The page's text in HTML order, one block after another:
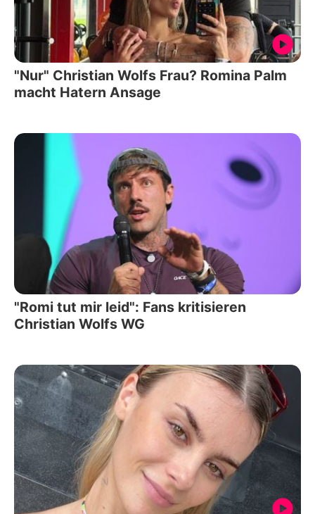
"Nur" Christian Wolfs Frau? Romina Palm
macht Hatern Ansage
"Romi tut mir leid": Fans kritisieren
Christian Wolfs WG